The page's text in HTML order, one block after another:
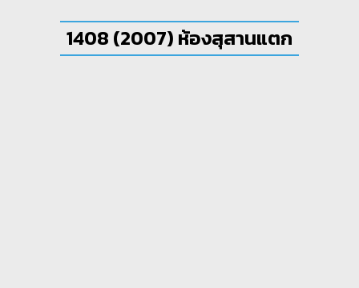
1408 (2007) ห้องสุสานแตก